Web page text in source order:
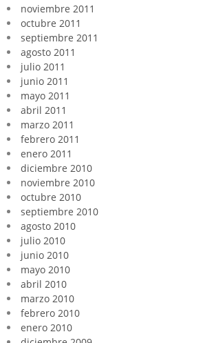
noviembre 2011
octubre 2011
septiembre 2011
agosto 2011
julio 2011
junio 2011
mayo 2011
abril 2011
marzo 2011
febrero 2011
enero 2011
diciembre 2010
noviembre 2010
octubre 2010
septiembre 2010
agosto 2010
julio 2010
junio 2010
mayo 2010
abril 2010
marzo 2010
febrero 2010
enero 2010